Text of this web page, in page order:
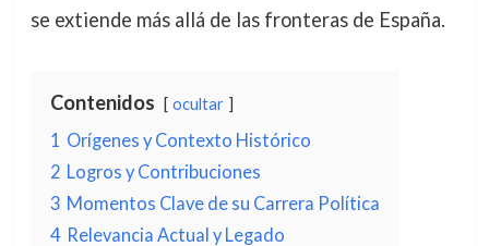
se extiende más allá de las fronteras de España.
Contenidos ocultar
1 Orígenes y Contexto Histórico
2 Logros y Contribuciones
3 Momentos Clave de su Carrera Política
4 Relevancia Actual y Legado